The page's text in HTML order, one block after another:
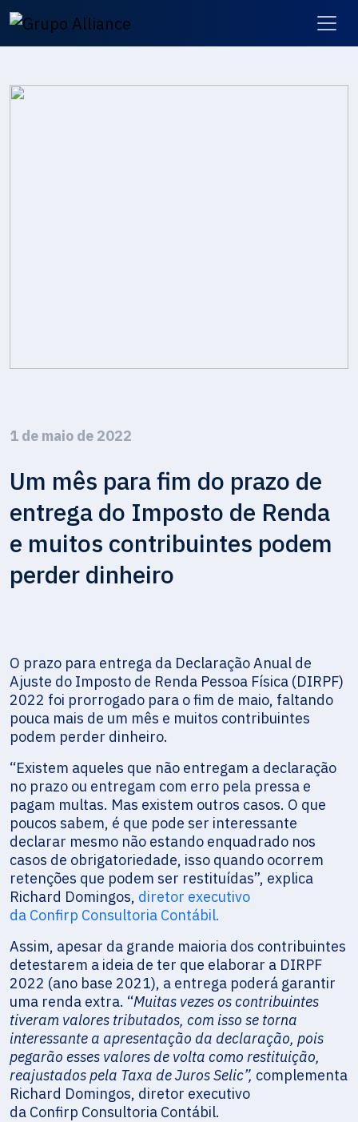
1 de maio de 2022
Um mês para fim do prazo de
entrega do Imposto de Renda
e muitos contribuintes podem
perder dinheiro
O prazo para entrega da Declaração Anual de
Ajuste do Imposto de Renda Pessoa Física (DIRPF)
2022 foi prorrogado para o fim de maio, faltando
pouca mais de um mês e muitos contribuintes
podem perder dinheiro.
“Existem aqueles que não entregam a declaração
no prazo ou entregam com erro pela pressa e
pagam multas. Mas existem outros casos. O que
poucos sabem, é que pode ser interessante
declarar mesmo não estando enquadrado nos
casos de obrigatoriedade, isso quando ocorrem
retenções que podem ser restituídas”, explica
Richard Domingos, diretor executivo
da Confirp Consultoria Contábil.
Assim, apesar da grande maioria dos contribuintes
detestarem a ideia de ter que elaborar a DIRPF
2022 (ano base 2021), a entrega poderá garantir
uma renda extra. “Muitas vezes os contribuintes
tiveram valores tributados, com isso se torna
interessante a apresentação da declaração, pois
pegarão esses valores de volta como restituição,
reajustados pela Taxa de Juros Selic”, complementa
Richard Domingos, diretor executivo
da Confirp Consultoria Contábil.